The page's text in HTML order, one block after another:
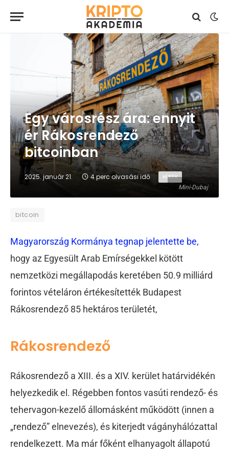
Mini-Dubaj
Egy városrész ára: ennyit
ér Rákosrendező
bitcoinban
2025. január 21. 4 perc olvasási idő HÍREK
bitcoin
Magyarország Kormánya tegnap jelentette be,
hogy az Egyesült Arab Emírségekkel kötött
nemzetközi megállapodás keretében 50.9 milliárd
forintos vételáron értékesítették Budapest
Rákosrendező 85 hektáros területét,
Rákosrendező
Rákosrendező a XIII. és a XIV. kerület határvidékén
helyezkedik el. Régebben fontos vasúti rendező- és
tehervagon-kezelő állomásként működött (innen a
„rendező” elnevezés), és kiterjedt vágányhálózattal
rendelkezett. Ma már főként elhanyagolt állapotú